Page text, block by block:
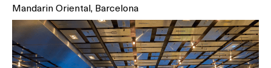
Mandarin Oriental, Barcelona